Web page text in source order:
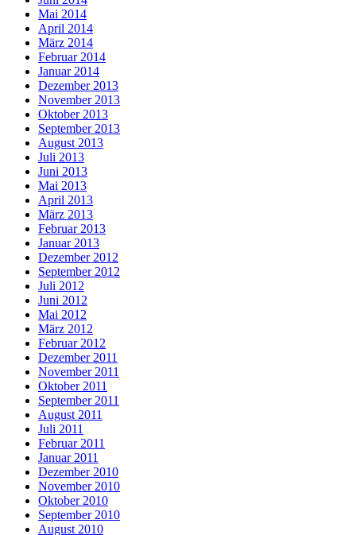
Mai 2014
April 2014
März 2014
Februar 2014
Januar 2014
Dezember 2013
November 2013
Oktober 2013
September 2013
August 2013
Juli 2013
Juni 2013
Mai 2013
April 2013
März 2013
Februar 2013
Januar 2013
Dezember 2012
September 2012
Juli 2012
Juni 2012
Mai 2012
März 2012
Februar 2012
Dezember 2011
November 2011
Oktober 2011
September 2011
August 2011
Juli 2011
Februar 2011
Januar 2011
Dezember 2010
November 2010
Oktober 2010
September 2010
August 2010